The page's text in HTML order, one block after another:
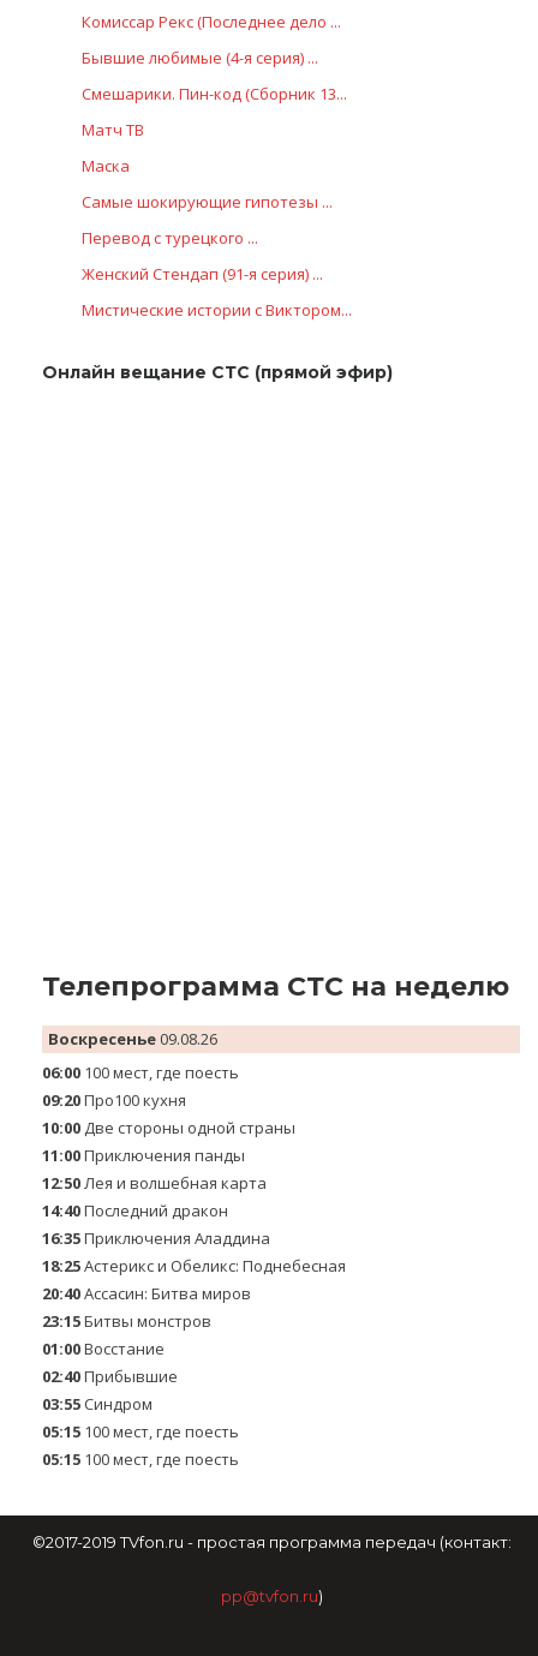
Комиссар Рекс (Последнее дело ...
Бывшие любимые (4-я серия) ...
Смешарики. Пин-код (Сборник 13...
Матч ТВ
Маска
Самые шoкиpующие гипотезы ...
Перевод с турецкого ...
Женский Стендап (91-я серия) ...
Мистические истории с Виктором...
Онлайн вещание СТС (прямой эфир)
Телепрограмма СТС на неделю
Воскресенье 09.08.26
06:00 100 мест, где поесть
09:20Про100 кухня
10:00 Две стороны одной страны
11:00Приключения панды
12:50 Лея и волшебная карта
14:40Последний дракон
16:35Приключения Аладдина
18:25Астерикс и Обеликс: Поднебесная
20:40Ассасин: Битва миров
23:15Битвы монстров
01:00Восстание
02:40Прибывшие
03:55Синдром
05:15 100 мест, где поесть
05:15 100 мест, где поесть
©2017-2019 TVfon.ru - простая программа передач (контакт:
pp@tvfon.ru)